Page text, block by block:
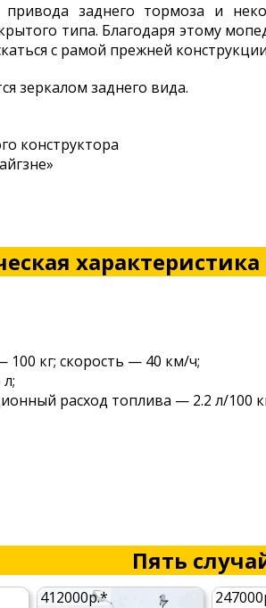
заднего тормоза и
типа. Благодаря этому
с рамой прежней
зеркалом заднего вида.
конструктора
100 кг; скорость — 40 км/ч;
расход топлива — 2.2 л/100
Пять
412000р.*